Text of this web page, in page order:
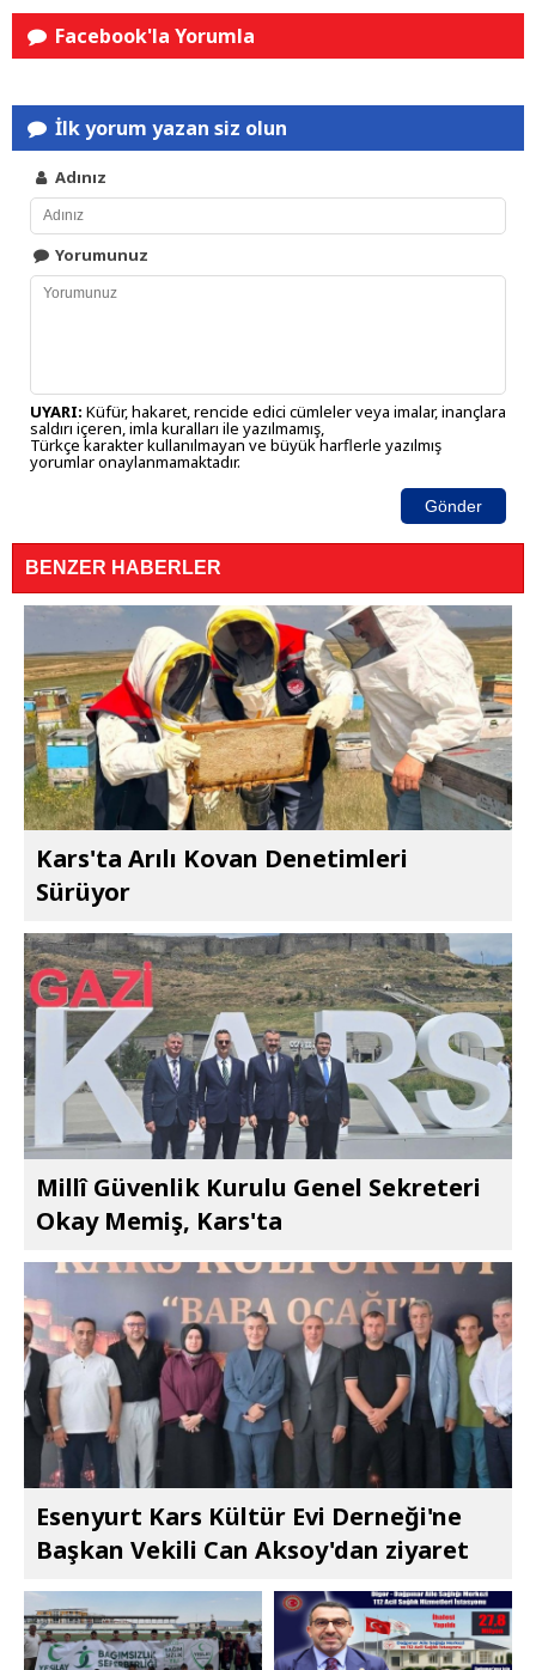
Facebook'la Yorumla
İlk yorum yazan siz olun
Adınız
Yorumunuz
UYARI: Küfür, hakaret, rencide edici cümleler veya imalar, inançlara
saldırı içeren, imla kuralları ile yazılmamış,
Türkçe karakter kullanılmayan ve büyük harflerle yazılmış
yorumlar onaylanmamaktadır.
Gönder
BENZER HABERLER
Kars'ta Arılı Kovan Denetimleri
Sürüyor
Millî Güvenlik Kurulu Genel Sekreteri
Okay Memiş, Kars'ta
Esenyurt Kars Kültür Evi Derneği'ne
Başkan Vekili Can Aksoy'dan ziyaret